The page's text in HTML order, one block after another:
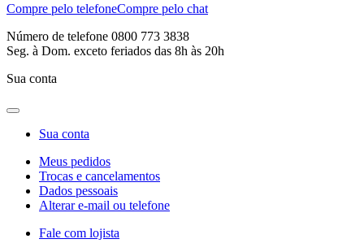
Compre pelo telefoneCompre pelo chat
Número de telefone 0800 773 3838
Seg. à Dom. exceto feriados das 8h às 20h
Sua conta
Sua conta
Meus pedidos
Trocas e cancelamentos
Dados pessoais
Alterar e-mail ou telefone
Fale com lojista